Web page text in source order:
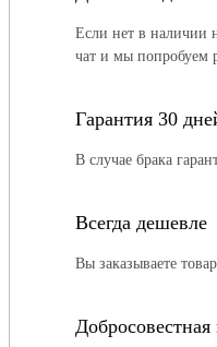
Если нет в наличии
чат и мы попробуем
Гарантия 30
В случае брака
Всегда дешевле
Вы заказываете